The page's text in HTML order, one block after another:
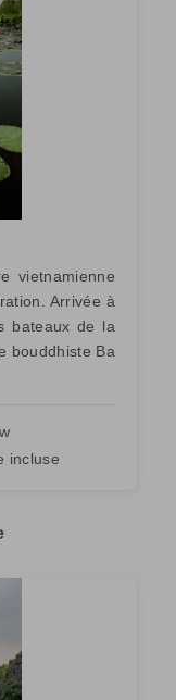
vietnamienne
Arrivée à
bateaux de la
bouddhiste Ba
incluse